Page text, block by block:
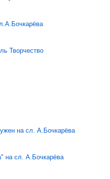
Творчество
на сл. А.Бочкарёва
на сл. А.Бочкарёва